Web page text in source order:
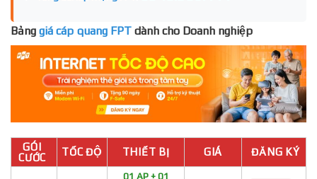
Bảng giá cáp quang FPT dành cho Doanh nghiệp
GÓI
CƯỚC
TỐC ĐỘ THIẾT BỊ GIÁ ĐĂNG KÝ
01 AP + 01